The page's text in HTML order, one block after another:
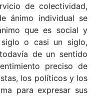
de colectividad,
ánimo individual se
que es social y
o casi un siglo,
de un sentido
preciso de
los políticos y los
para expresar sus